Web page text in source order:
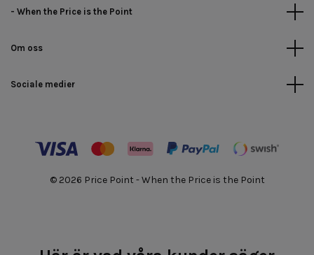
- When the Price is the Point
Om oss
Sociale medier
© 2026 Price Point - When the Price is the Point